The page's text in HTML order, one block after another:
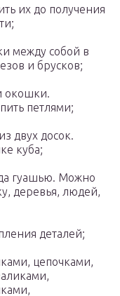
их до получения
между собой в
и брусков;
окошки.
петлями;
двух досок.
куба;
гуашью. Можно
деревья, людей,
деталей;
цепочками,